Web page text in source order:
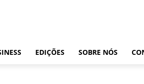
EDIÇÕES SOBRE NÓS